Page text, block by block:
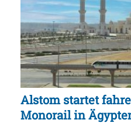
Alstom startet
Monorail in